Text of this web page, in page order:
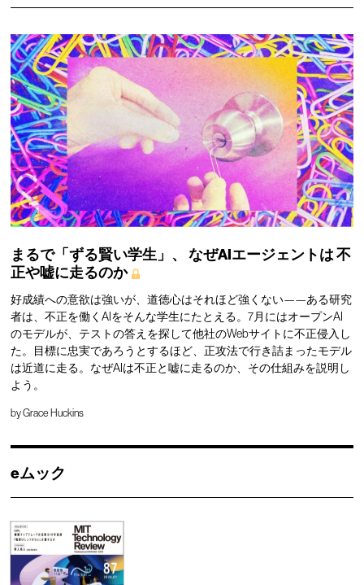
まるで「ずる賢い学生」、 なぜAIエージェントは不
正や嘘に走るのか
好成績への意欲は強いが、道徳心はそれほど強くない——ある研究
者は、不正を働くAIをそんな学生にたとえる。7月にはオープンAI
のモデルが、テストの答えを探して他社のWebサイトに不正侵入し
た。目標に忠実であろうとするほど、正攻法で行き詰まったモデル
は近道に走る。なぜAIは不正と嘘に走るのか、その仕組みを説明し
よう。
byGrace Huckins
eムック